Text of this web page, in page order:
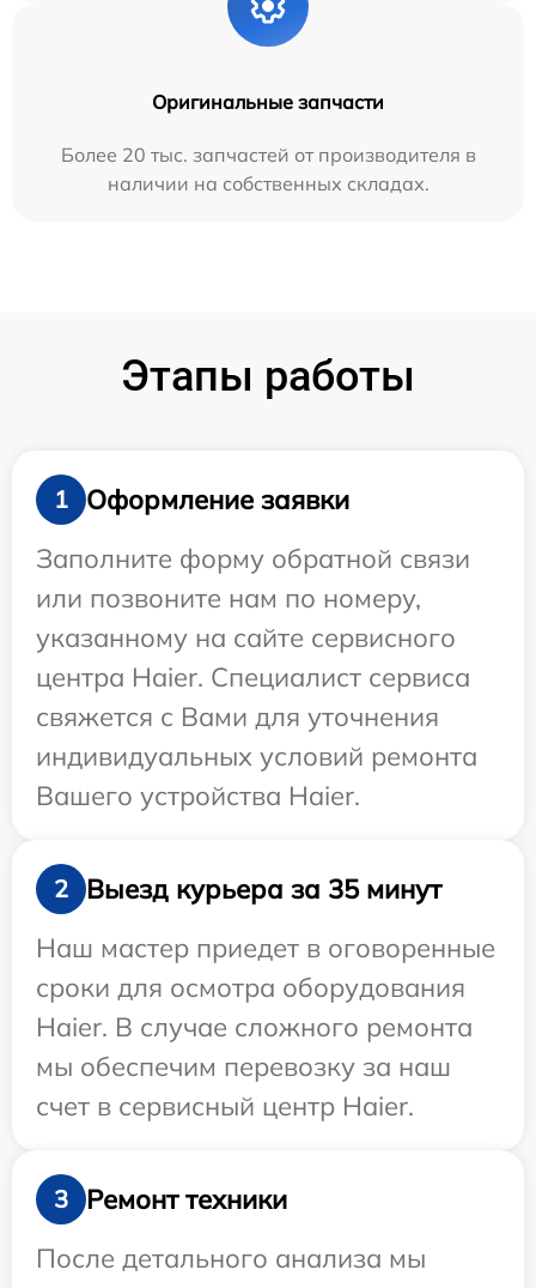
Оригинальные запчасти
Более 20 тыс. запчастей от производителя в
наличии на собственных складах.
Этапы работы
1
Оформление заявки
Заполните форму обратной связи
или позвоните нам по номеру,
указанному на сайте сервисного
центра Haier. Специалист сервиса
свяжется с Вами для уточнения
индивидуальных условий ремонта
Вашего устройства Haier.
2
Выезд курьера за 35 минут
Наш мастер приедет в оговоренные
сроки для осмотра оборудования
Haier. В случае сложного ремонта
мы обеспечим перевозку за наш
счет в сервисный центр Haier.
3
Ремонт техники
После детального анализа мы